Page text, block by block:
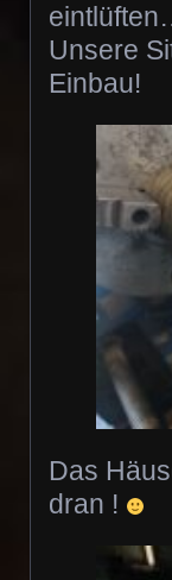
Unsere
Einbau!
Das
dran !